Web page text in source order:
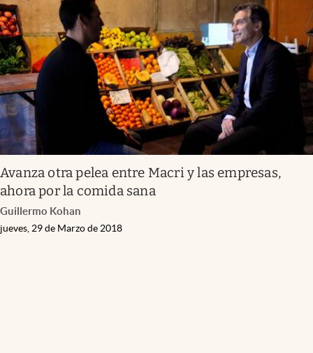
Avanza otra pelea entre Macri y las empresas,
ahora por la comida sana
Guillermo Kohan
jueves, 29 de Marzo de 2018